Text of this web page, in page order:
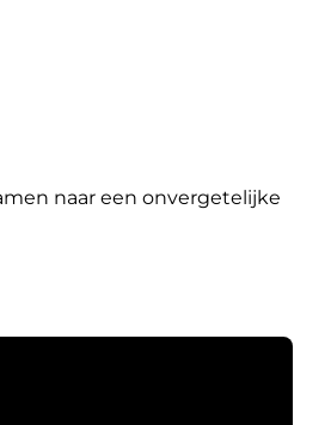
naar een onvergetelijke